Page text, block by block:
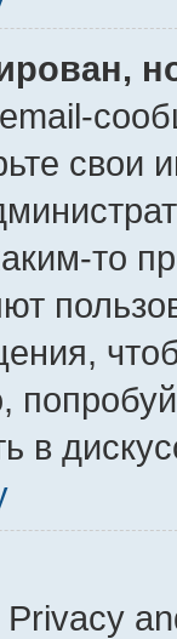
свои
то
в